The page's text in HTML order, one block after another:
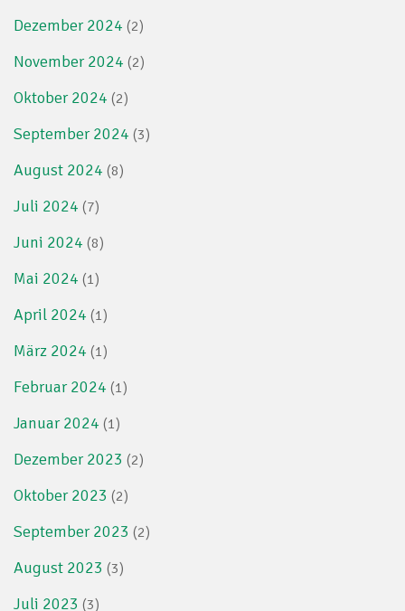
Dezember 2024 (2)
November 2024 (2)
Oktober 2024 (2)
September 2024 (3)
August 2024 (8)
Juli 2024 (7)
Juni 2024 (8)
Mai 2024 (1)
April 2024 (1)
März 2024 (1)
Februar 2024 (1)
Januar 2024 (1)
Dezember 2023 (2)
Oktober 2023 (2)
September 2023 (2)
August 2023 (3)
Juli 2023 (3)